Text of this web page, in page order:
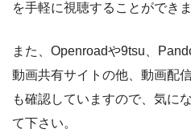
を手軽に視聴することができま
また、Openroadや9tsu、
動画共有サイトの他、動画配
も確認していますので、気に
て下さい。